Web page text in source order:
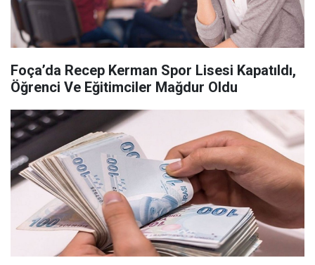
Foça’da Recep Kerman Spor Lisesi Kapatıldı,
Öğrenci Ve Eğitimciler Mağdur Oldu